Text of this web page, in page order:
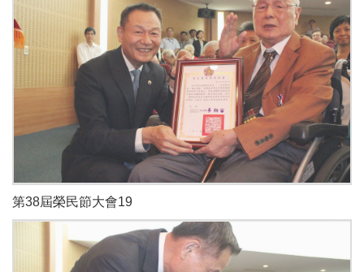
第38屆榮民節大會19